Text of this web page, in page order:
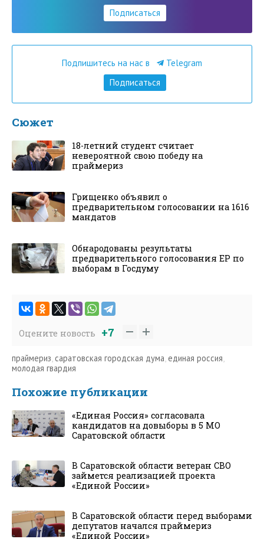
Подписаться
Подпишитесь на нас в
Telegram
Подписаться
Сюжет
18-летний студент считает
невероятной свою победу на
праймериз
Грищенко объявил о
предварительном голосовании на 1616
мандатов
Обнародованы результаты
предварительного голосования ЕР по
выборам в Госдуму
Оцените новость +7
праймериз саратовская городская дума единая россия
молодая гвардия
Похожие публикации
«Единая Россия» согласовала
кандидатов на довыборы в 5 МО
Саратовской области
В Саратовской области ветеран СВО
займется реализацией проекта
«Единой России»
В Саратовской области перед выборами
депутатов начался праймериз
«Единой России»